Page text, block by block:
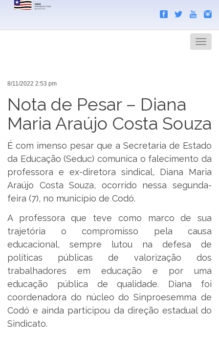
Menu
8/11/2022 2:53 pm
Nota de Pesar – Diana
Maria Araújo Costa Souza
É com imenso pesar que a Secretaria de Estado
da Educação (Seduc) comunica o falecimento da
professora e ex-diretora sindical, Diana Maria
Araújo Costa Souza, ocorrido nessa segunda-
feira (7), no município de Codó.
A professora que teve como marco de sua
trajetória o compromisso pela causa
educacional, sempre lutou na defesa de
políticas públicas de valorização dos
trabalhadores em educação e por uma
educação pública de qualidade. Diana foi
coordenadora do núcleo do Sinproesemma de
Codó e ainda participou da direção estadual do
Sindicato.